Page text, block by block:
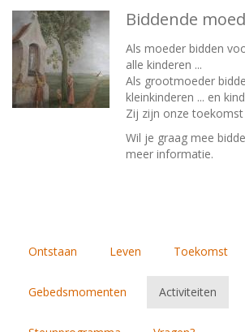
Biddende
Als moeder bidden
alle kinderen ...
Als grootmoeder
kleinkinderen ... en
Zij zijn onze toekomst
Wil je graag mee
meer informatie.
Ontstaan Leven Toekomst
Gebedsmomenten Activiteiten